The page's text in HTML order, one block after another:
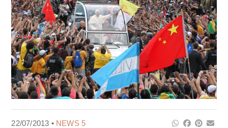
22/07/2013 • NEWS 5